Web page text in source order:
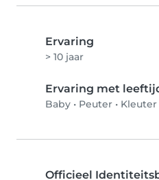
Ervaring
> 10 jaar
Ervaring met
Baby • Peuter • Kleuter
Officieel